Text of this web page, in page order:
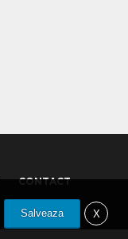
CONTACT
Salveaza X